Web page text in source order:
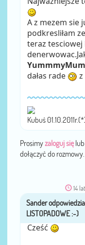
A z mezem sie
podkresliłam
teraz tesciowej
dałas rade
z
Kubuś
Prosimyzaloguj sięlub
dołączyć do rozmowy.
14
Cześć